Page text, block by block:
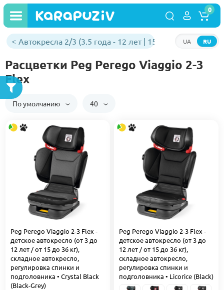
RU
UA
0
Автокресла 2/3 (3.5 года - 12 лет | 15 - 36 кг)
Расцветки Peg Perego Viaggio 2-3
Flex
По умолчанию 40
Peg Perego Viaggio 2-3 Flex -
детское автокресло (от 3 до
12 лет / от 15 до 36 кг),
складное автокресло,
регулировка спинки и
подголовника • Crystal Black
(Black-Grey)
Peg Perego Viaggio 2-3 Flex -
детское автокресло (от 3 до
12 лет / от 15 до 36 кг),
складное автокресло,
регулировка спинки и
подголовника • Licorice (Black)